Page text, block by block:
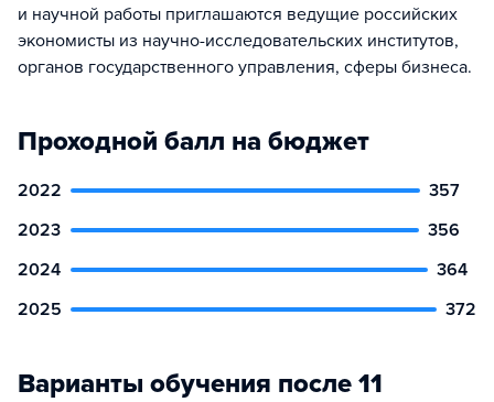
и научной работы приглашаются ведущие российских
экономисты из научно-исследовательских институтов,
органов государственного управления, сферы бизнеса.
Проходной балл на бюджет
2022
357
2023
356
2024
364
2025
372
Варианты обучения после 11